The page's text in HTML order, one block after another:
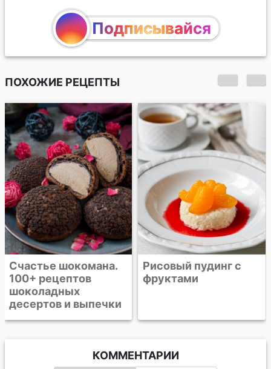
Подписывайся
ПОХОЖИЕ РЕЦЕПТЫ
Рисовый пудинг с
фруктами
Шоколадное
мороженое
КОММЕНТАРИИ